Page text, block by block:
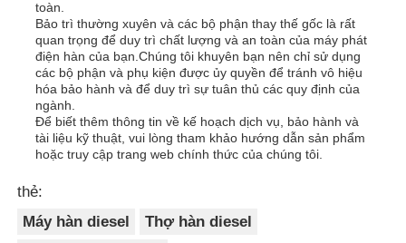
toàn.
Bảo trì thường xuyên và các bộ phận thay thế gốc là rất
quan trọng để duy trì chất lượng và an toàn của máy phát
điện hàn của bạn.Chúng tôi khuyên bạn nên chỉ sử dụng
các bộ phận và phụ kiện được ủy quyền để tránh vô hiệu
hóa bảo hành và để duy trì sự tuân thủ các quy định của
ngành.
Để biết thêm thông tin về kế hoạch dịch vụ, bảo hành và
tài liệu kỹ thuật, vui lòng tham khảo hướng dẫn sản phẩm
hoặc truy cập trang web chính thức của chúng tôi.
thẻ:
Máy hàn diesel
Thợ hàn diesel